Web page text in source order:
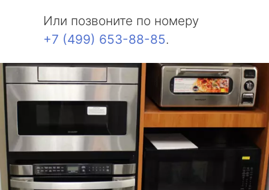
Или позвоните по номеру
+7 (499) 653-88-85.